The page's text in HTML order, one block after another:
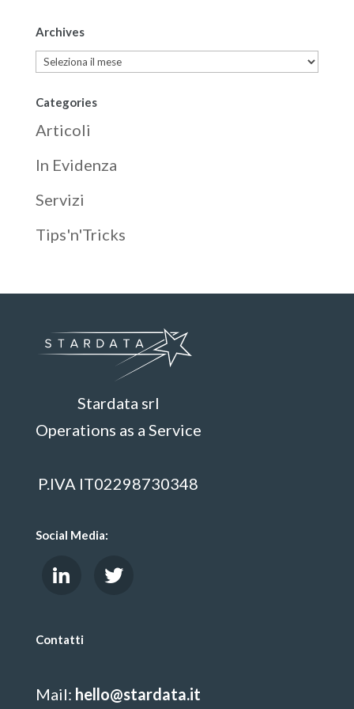
Archives
Archives
Categories
Articoli
In Evidenza
Servizi
Tips'n'Tricks
Stardata srl
Operations as a Service
P.IVA IT02298730348
Social Media:
Contatti
Mail: hello@stardata.it